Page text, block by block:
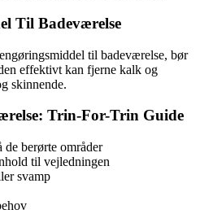
Til Badeværelse
til badeværelse, bør
effektivt kan fjerne kalk og
skinnende.
Trin-For-Trin Guide
berørte områder
til vejledningen
svamp